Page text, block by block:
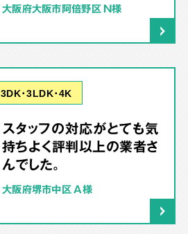
大阪府大阪市阿倍野区 N様
3DK･3LDK･4K
スタッフの対応がとても気
持ちよく評判以上の業者さ
んでした。
大阪府堺市中区 A様